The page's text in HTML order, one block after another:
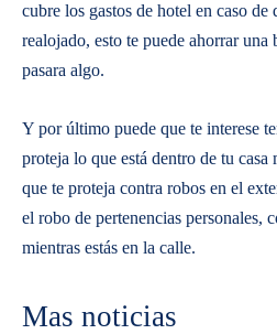
cubre los gastos de hotel en caso de
realojado, esto te puede ahorrar una
pasara algo.
Y por último puede que te interese
proteja lo que está dentro de tu casa
que te proteja contra robos en el
el robo de pertenencias personales,
mientras estás en la calle.
Mas noticias